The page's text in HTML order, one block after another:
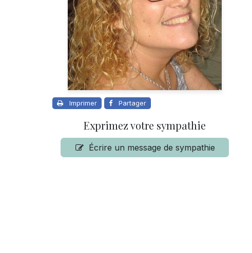
Imprimer Partager
Exprimez votre sympathie
Écrire un message de sympathie